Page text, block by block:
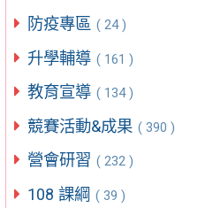
防疫專區 ( 24 )
升學輔導 ( 161 )
教育宣導 ( 134 )
競賽活動&成果 ( 390 )
營會研習 ( 232 )
108 課綱 ( 39 )